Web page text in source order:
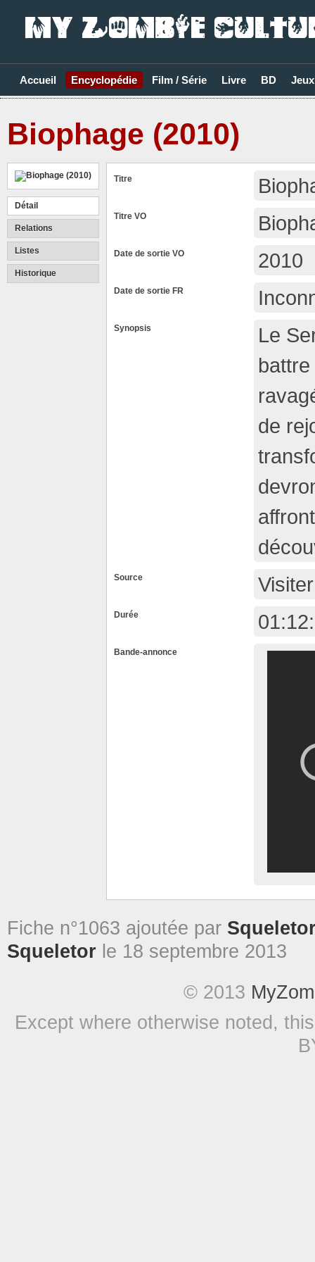
Accueil Encyclopédie Film / Série Livre BD
Biophage (2010)
Détail
Relations
Listes
Historique
Titre
Titre VO
Date de sortie VO 2010
Date de sortie FR
Synopsis
Le
de
Source Visiter
Durée
Bande-annonce
Fiche n°1063 ajoutée par
Squeletor le 18 septembre 2013
© 2013
Except where otherwise noted,